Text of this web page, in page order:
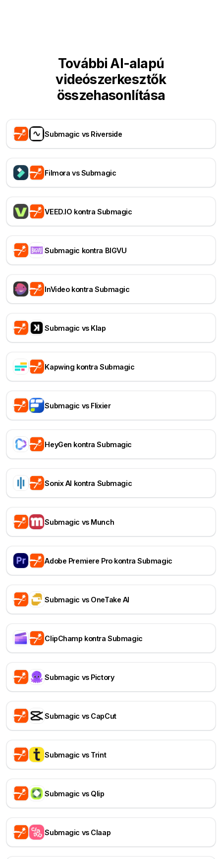
További AI-alapú
videószerkesztők
összehasonlítása
Submagic vs Riverside
Filmora vs Submagic
VEED.IO kontra Submagic
Submagic kontra BIGVU
InVideo kontra Submagic
Submagic vs Klap
Kapwing kontra Submagic
Submagic vs Flixier
HeyGen kontra Submagic
Sonix AI kontra Submagic
Submagic vs Munch
Adobe Premiere Pro kontra Submagic
Submagic vs OneTake AI
ClipChamp kontra Submagic
Submagic vs Pictory
Submagic vs CapCut
Submagic vs Trint
Submagic vs Qlip
Submagic vs Claap